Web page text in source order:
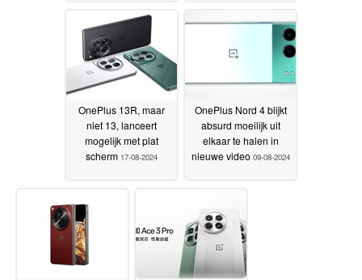
OnePlus 13R, maar
niet 13, lanceert
mogelijk met plat
scherm 17-08-2024
OnePlus Nord 4 blijkt
absurd moeilijk uit
elkaar te halen in
nieuwe video 09-08-2024